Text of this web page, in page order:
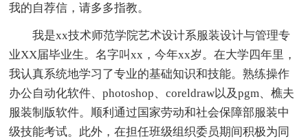
我的自荐信，请多多指教。
我是xx技术师范学院艺术设计系服装设计与管理专
业XX届毕业生。名字叫xx，今年xx岁。在大学四年里，
我认真系统地学习了专业的基础知识和技能。熟练操作
办公自动化软件、photoshop、coreldraw以及pgm、樵夫
服装制版软件。顺利通过国家劳动和社会保障部服装中
级技能考试。此外，在担任班级组织委员期间积极为同